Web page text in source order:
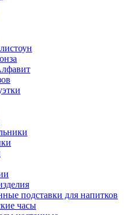
подставки для напитков
часы